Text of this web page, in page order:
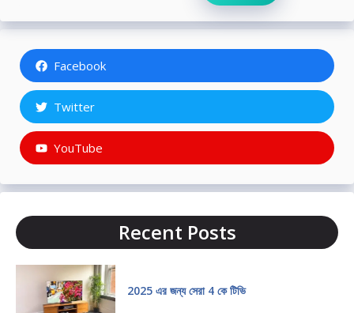
Facebook
Twitter
YouTube
Recent Posts
2025 এর জন্য সেরা 4 কে টিভি